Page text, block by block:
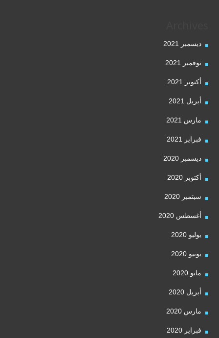
ديسمبر 2021
نوفمبر 2021
أكتوبر 2021
أبريل 2021
مارس 2021
فبراير 2021
ديسمبر 2020
أكتوبر 2020
سبتمبر 2020
أغسطس 2020
يوليو 2020
يونيو 2020
مايو 2020
أبريل 2020
مارس 2020
فبراير 2020